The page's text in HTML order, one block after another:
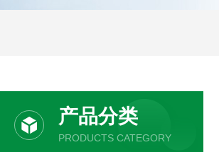
产品分类
PRODUCTS CATEGORY